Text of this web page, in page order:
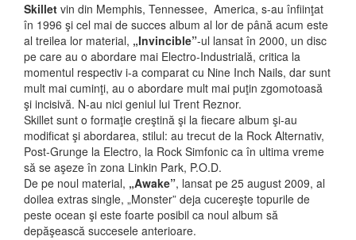
Skillet vin din Memphis, Tennessee, America, s-au înfiinţat
în 1996 şi cel mai de succes album al lor de până acum este
al treilea lor material, „Invincible”-ul lansat în 2000, un disc
pe care au o abordare mai Electro-Industrială, critica la
momentul respectiv i-a comparat cu Nine Inch Nails, dar sunt
mult mai cuminţi, au o abordare mult mai puţin zgomotoasă
şi incisivă. N-au nici geniul lui Trent Reznor.
Skillet sunt o formaţie creştină şi la fiecare album şi-au
modificat şi abordarea, stilul: au trecut de la Rock Alternativ,
Post-Grunge la Electro, la Rock Simfonic ca în ultima vreme
să se aşeze în zona Linkin Park, P.O.D.
De pe noul material, „Awake”, lansat pe 25 august 2009, al
doilea extras single, „Monster” deja cucereşte topurile de
peste ocean şi este foarte posibil ca noul album să
depăşească succesele anterioare.